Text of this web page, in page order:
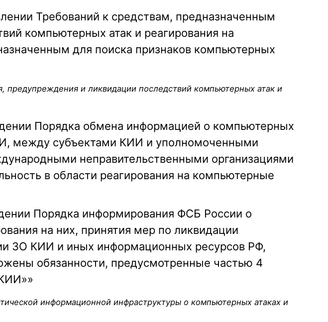
Требований к средствам, предназначенным
компьютерных атак и реагирования на
для поиска признаков компьютерных
и ликвидации последствий компьютерных атак и
Порядка обмена информацией о компьютерных
между субъектами КИИ и уполномоченными
неправительственными организациями
в области реагирования на компьютерные
Порядка информирования ФСБ России о
на них, принятия мер по ликвидации
ЗО КИИ и иных информационных ресурсов РФ,
обязанности, предусмотренные частью 4
информационной инфраструктуры о компьютерных атаках и